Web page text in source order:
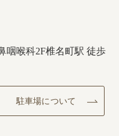
咽喉科2F椎名町駅 徒歩
駐車場について